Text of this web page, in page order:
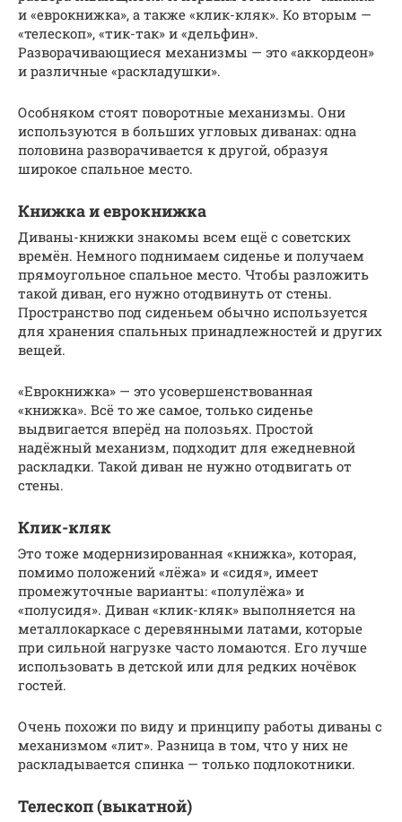
и «еврокнижка», а также «клик-кляк». Ко вторым —
«телескоп», «тик-так» и «дельфин».
Разворачивающиеся механизмы — это «аккордеон»
и различные «раскладушки».
Особняком стоят поворотные механизмы. Они
используются в больших угловых диванах: одна
половина разворачивается к другой, образуя
широкое спальное место.
Книжка и еврокнижка
Диваны-книжки знакомы всем ещё с советских
времён. Немного поднимаем сиденье и получаем
прямоугольное спальное место. Чтобы разложить
такой диван, его нужно отодвинуть от стены.
Пространство под сиденьем обычно используется
для хранения спальных принадлежностей и других
вещей.
«Еврокнижка» — это усовершенствованная
«книжка». Всё то же самое, только сиденье
выдвигается вперёд на полозьях. Простой
надёжный механизм, подходит для ежедневной
раскладки. Такой диван не нужно отодвигать от
стены.
Клик-кляк
Это тоже модернизированная «книжка», которая,
помимо положений «лёжа» и «сидя», имеет
промежуточные варианты: «полулёжа» и
«полусидя». Диван «клик-кляк» выполняется на
металлокаркасе с деревянными латами, которые
при сильной нагрузке часто ломаются. Его лучше
использовать в детской или для редких ночёвок
гостей.
Очень похожи по виду и принципу работы диваны с
механизмом «лит». Разница в том, что у них не
раскладывается спинка — только подлокотники.
Телескоп (выкатной)